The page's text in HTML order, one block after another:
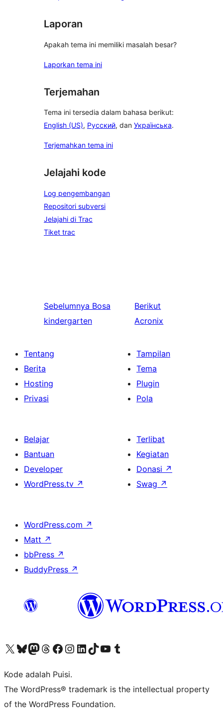
Laporan
Apakah tema ini memiliki masalah besar?
Laporkan tema ini
Terjemahan
Tema ini tersedia dalam bahasa berikut:
English (US), Русский, dan Українська.
Terjemahkan tema ini
Jelajahi kode
Log pengembangan
Repositori subversi
Jelajahi di Trac
Tiket trac
Sebelumnya Bosa
kindergarten
Berikut
Acronix
Tentang
Berita
Hosting
Privasi
Tampilan
Tema
Plugin
Pola
Belajar
Bantuan
Developer
WordPress.tv ↗
Terlibat
Kegiatan
Donasi ↗
Swag ↗
WordPress.com ↗
Matt ↗
bbPress ↗
BuddyPress ↗
Kunjungi akun X (sebelumnya Twitter) kamiVisit our Bluesky account
Kunjungi akun Mastodon kami
Visit our Threads account
Kunjungi halaman Facebook kamiKunjungi akun Instagram kamiKunjungi akun LinkedIn kami
Visit our TikTok account
Kunjungi channel YouTube kamiVisit our Tumblr account
Kode adalah Puisi.
The WordPress® trademark is the intellectual property
of the WordPress Foundation.